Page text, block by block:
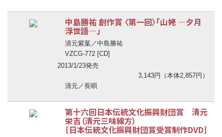
中島勝祐 創作賞 〈第一回〉「山姥 ―夕月
浮世語―」
清元紫葉／中島勝祐
VZCG-772 [CD]
2013/1/23発売
3,143円（本体2,857円）
清元／長唄
第十六回日本伝統文化振興財団賞 清元
栄吉（清元三味線方）
［日本伝統文化振興財団賞受賞制作DVD］